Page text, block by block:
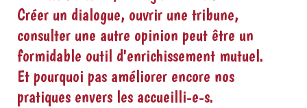
Créer un dialogue, ouvrir une tribune,
consulter une autre opinion peut être un
formidable outil d'enrichissement mutuel.
Et pourquoi pas améliorer encore nos
pratiques envers les accueilli-e-s.